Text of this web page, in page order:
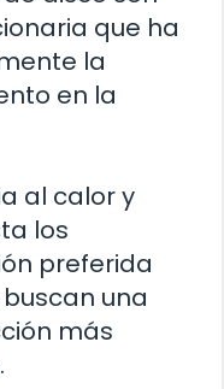
que ha
la
en la
al calor y
los
preferida
una
más